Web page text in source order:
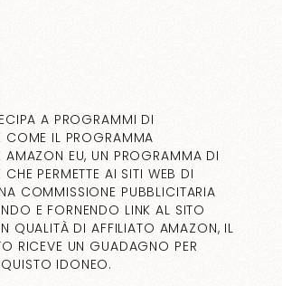
A PROGRAMMI DI
COME IL PROGRAMMA
AMAZON EU, UN PROGRAMMA DI
CHE PERMETTE AI SITI WEB DI
COMMISSIONE PUBBLICITARIA
E FORNENDO LINK AL SITO
QUALITÀ DI AFFILIATO AMAZON, IL
RICEVE UN GUADAGNO PER
IDONEO.